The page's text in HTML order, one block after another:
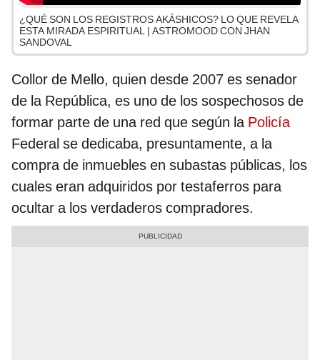
¿QUÉ SON LOS REGISTROS AKÁSHICOS? LO QUE REVELA
ESTA MIRADA ESPIRITUAL | ASTROMOOD CON JHAN
SANDOVAL
Collor de Mello, quien desde 2007 es senador
de la República, es uno de los sospechosos de
formar parte de una red que según la Policía
Federal se dedicaba, presuntamente, a la
compra de inmuebles en subastas públicas, los
cuales eran adquiridos por testaferros para
ocultar a los verdaderos compradores.